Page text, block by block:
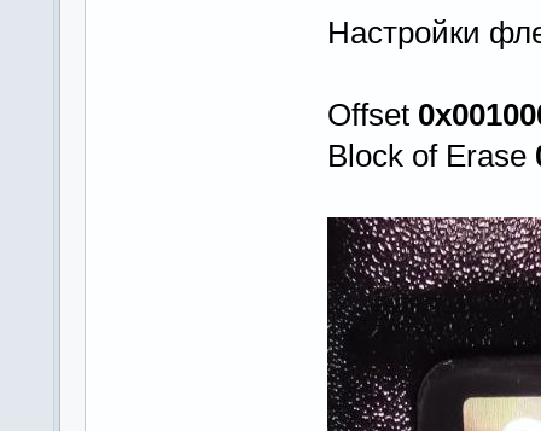
Настройки
Offset
Block of Erase